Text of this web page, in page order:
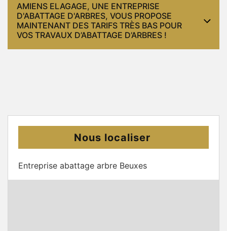
AMIENS ELAGAGE, UNE ENTREPRISE
D'ABATTAGE D'ARBRES, VOUS PROPOSE
MAINTENANT DES TARIFS TRÈS BAS POUR
VOS TRAVAUX D’ABATTAGE D’ARBRES !
Nous localiser
Entreprise abattage arbre Beuxes